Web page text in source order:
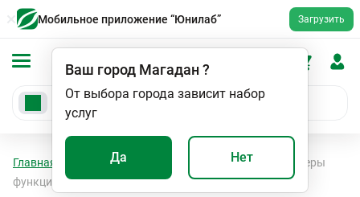
Мобильное приложение “Юнилаб” Загрузить
Ваш город Магадан?
От выбора города зависит набор
услуг
Да Нет
Главная Анализы Гормоны
Маркеры
функционального состояния надпочечников